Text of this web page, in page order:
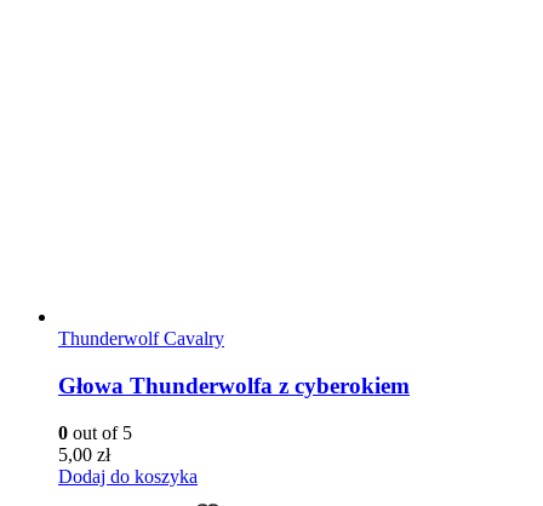
Thunderwolf Cavalry
Głowa Thunderwolfa z cyberokiem
0 out of 5
5,00 zł
Dodaj do koszyka